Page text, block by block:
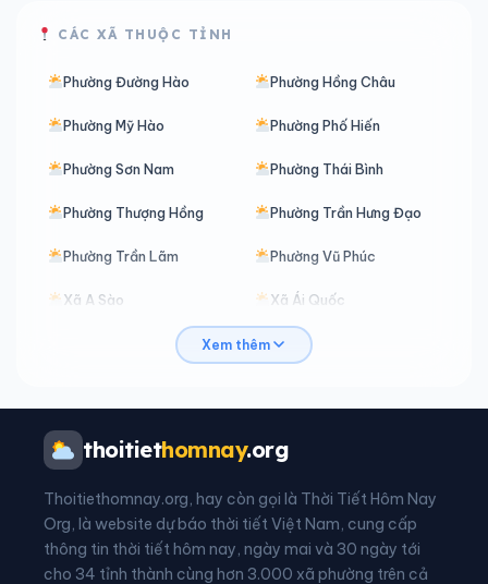
CÁC XÃ THUỘC TỈNH
Phường Đường Hào Phường Hồng Châu
Phường Mỹ Hào Phường Phố Hiến
Phường Sơn Nam Phường Thái Bình
Phường Thượng Hồng Phường Trần Hưng Đạo
Phường Trần Lãm Phường Vũ Phúc
Xã A Sào Xã Ái Quốc
Xã Bắc Đông Hưng
Xã Bắc Thụy Anh
Xã Bình Định
Xã Bình Thanh Xã Châu Ninh
Xã Chí Minh Xã Đại Đồng
Xem thêm
thoitiethomnay.org
Thoitiethomnay.org, hay còn gọi là Thời Tiết Hôm Nay
Org, là website dự báo thời tiết Việt Nam, cung cấp
thông tin thời tiết hôm nay, ngày mai và 30 ngày tới
cho 34 tỉnh thành cùng hơn 3.000 xã phường trên cả